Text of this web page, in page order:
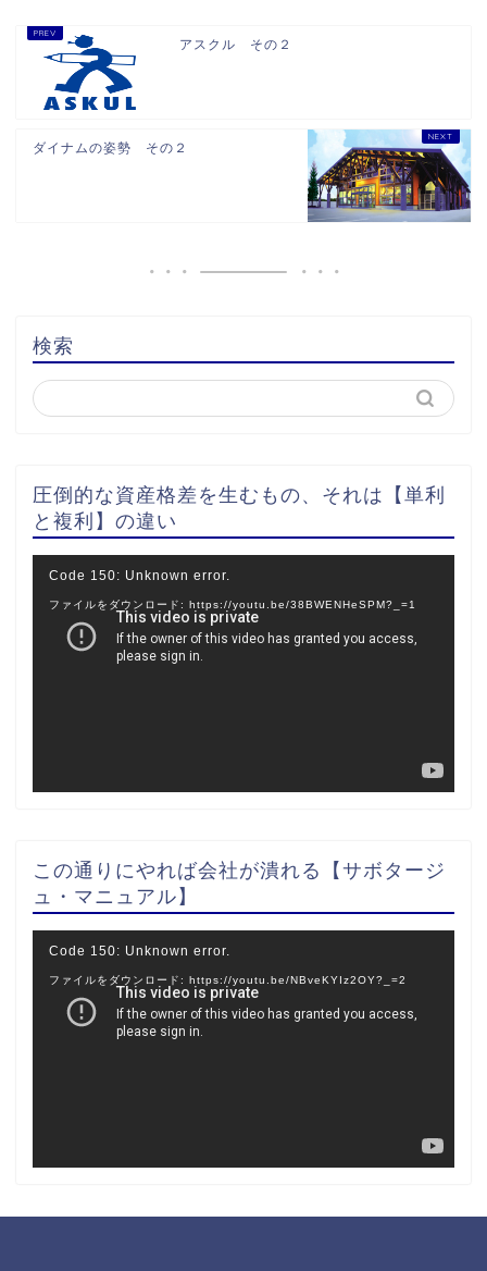
アスクル その２
ダイナムの姿勢 その２
検索
圧倒的な資産格差を生むもの、それは【単利
と複利】の違い
Code 150: Unknown error.
ファイルをダウンロード: https://youtu.be/38BWENHeSPM?_=1
この通りにやれば会社が潰れる【サボタージ
ュ・マニュアル】
Code 150: Unknown error.
ファイルをダウンロード: https://youtu.be/NBveKYIz2OY?_=2